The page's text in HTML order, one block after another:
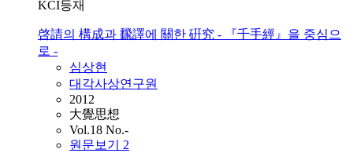
KCI등재
啓請의 構成과 飜譯에 關한 硏究 - 『千手經』을 중심으
로 -
심상현
대각사상연구원
2012
大覺思想
Vol.18 No.-
원문보기 2